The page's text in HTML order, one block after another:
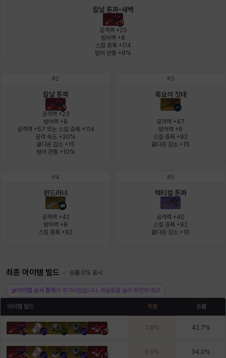
에키온 엘레나
유스티나 유키
이안 재키
카밀로 캐시
크레이버 타지아
펠릭스 피올로
칼날 톤파-새벽
공격력 +20
방어력 +8
스킬 증폭 +114
방어 관통 +8%
#2
칼날 톤파
공격력 +23
방어력 +8
공격력 +57 또는 스킬 증폭 +114
공격 속도 +30%
쿨다운 감소 +15
방어 관통 +10%
#3
흑요석 짓테
공격력 +47
방어력 +6
스킬 증폭 +82
쿨다운 감소 +15
#4
윈드러너
공격력 +42
방어력 +8
스킬 증폭 +92
#5
택티컬 톤파
공격력 +40
스킬 증폭 +82
쿨다운 감소 +10
최종 아이템 빌드 승률 0% 표시
아이템 순서 통계 가 추가되었습니다. 화살표를 눌러 확인하세요!
아이템 빌드 픽률 승률
7.8% 42.7%
5.0% 34.0%